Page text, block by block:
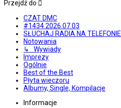
Przejdź do
CZAT DMC
#1434 2026.07.03
SŁUCHAJ RADIA NA TELEFONIE
Notowania
↳ Wywiady
Imprezy
Ogólnie
Best of the Best
Płyta wieczoru
Albumy, Single, Kompilacje
Informacje